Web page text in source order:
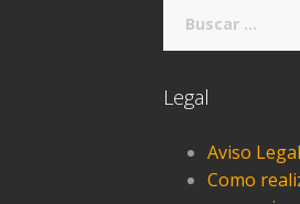
Legal
Aviso Legal
Como